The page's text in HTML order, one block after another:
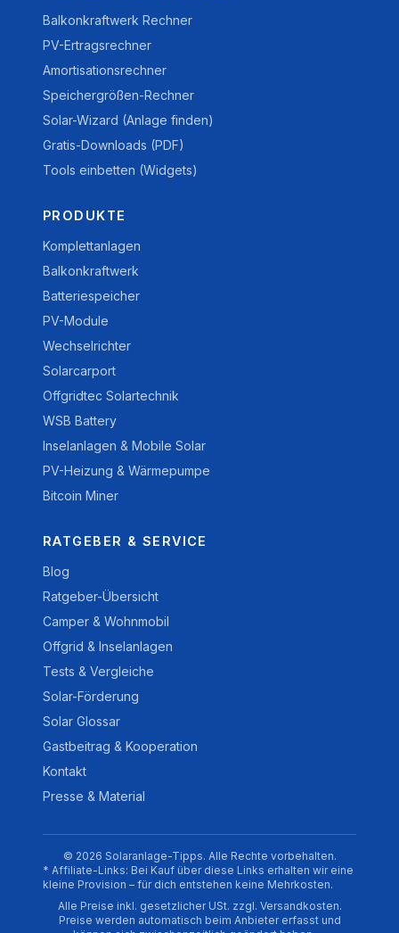
Balkonkraftwerk Rechner
PV-Ertragsrechner
Amortisationsrechner
Speichergrößen-Rechner
Solar-Wizard (Anlage finden)
Gratis-Downloads (PDF)
Tools einbetten (Widgets)
PRODUKTE
Komplettanlagen
Balkonkraftwerk
Batteriespeicher
PV-Module
Wechselrichter
Solarcarport
Offgridtec Solartechnik
WSB Battery
Inselanlagen & Mobile Solar
PV-Heizung & Wärmepumpe
Bitcoin Miner
RATGEBER & SERVICE
Blog
Ratgeber-Übersicht
Camper & Wohnmobil
Offgrid & Inselanlagen
Tests & Vergleiche
Solar-Förderung
Solar Glossar
Gastbeitrag & Kooperation
Kontakt
Presse & Material
© 2026 Solaranlage-Tipps. Alle Rechte vorbehalten.
* Affiliate-Links: Bei Kauf über diese Links erhalten wir eine
kleine Provision – für dich entstehen keine Mehrkosten.
Alle Preise inkl. gesetzlicher USt. zzgl. Versandkosten.
Preise werden automatisch beim Anbieter erfasst und